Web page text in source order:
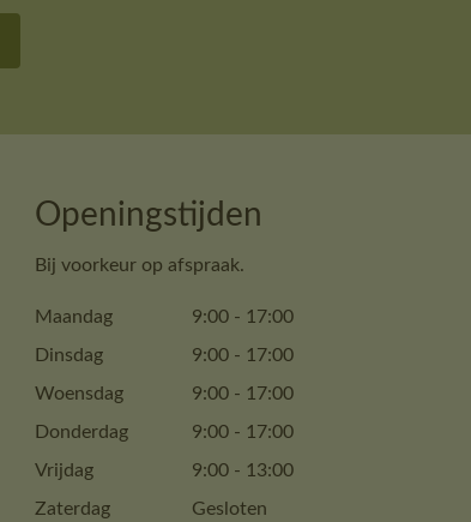
Openingstijden
Bij voorkeur op afspraak.
Maandag 9:00 - 17:00
Dinsdag
9:00 - 17:00
Woensdag
9:00 - 17:00
Donderdag
9:00 - 17:00
Vrijdag
9:00 - 13:00
Zaterdag
Gesloten